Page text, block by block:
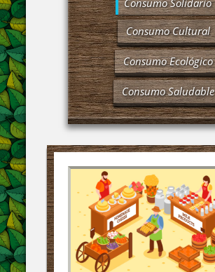
Consumo Solidario
Consumo Cultural
Consumo Ecológico
Consumo Saludable